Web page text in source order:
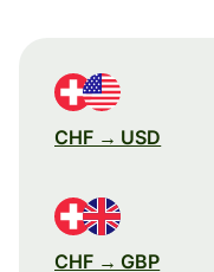
CHF → USD
CHF → GBP